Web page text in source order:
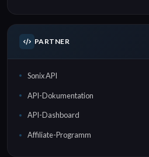
PARTNER
Sonix API
API-Dokumentation
API-Dashboard
Affiliate-Programm